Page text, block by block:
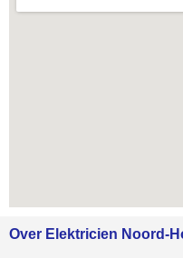
Over Elektricien Noord-